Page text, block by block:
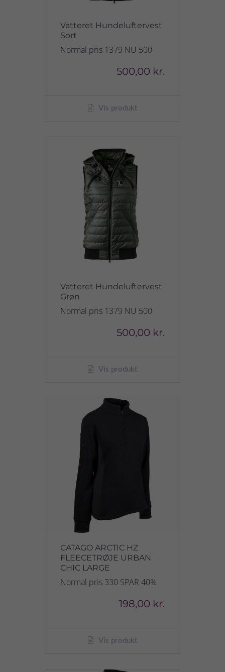
Vatteret Hundeluftervest
Sort
Normal pris 1379 NU 500
500,00 kr.
Vis produkt
Vatteret Hundeluftervest
Grøn
Normal pris 1379 NU 500
500,00 kr.
Vis produkt
CATAGO ARCTIC HZ
FLEECETRØJE URBAN
CHIC LARGE
Normal pris 330 SPAR 40%
198,00 kr.
Vis produkt